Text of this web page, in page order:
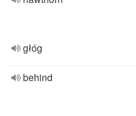
głóg
behind